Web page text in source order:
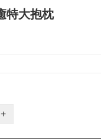
特大抱枕
+